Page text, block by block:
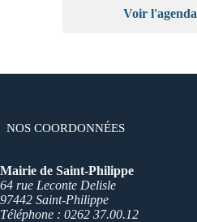
Voir l'agenda
NOS COORDONNÉES
Mairie de Saint-Philippe
64 rue Leconte Delisle
97442 Saint-Philippe
Téléphone : 0262 37.00.12